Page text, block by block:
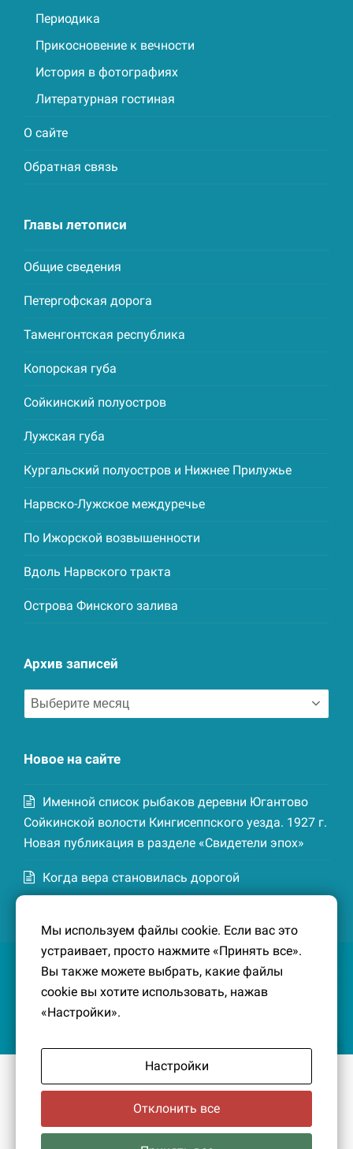
Периодика
Прикосновение к вечности
История в фотографиях
Литературная гостиная
О сайте
Обратная связь
Главы летописи
Общие сведения
Петергофская дорога
Таменгонтская республика
Копорская губа
Сойкинский полуостров
Лужская губа
Кургальский полуостров и Нижнее Прилужье
Нарвско-Лужское междуречье
По Ижорской возвышенности
Вдоль Нарвского тракта
Острова Финского залива
Архив записей
Архив
записей
Новое на сайте
Именной список рыбаков деревни Югантово
Сойкинской волости Кингисеппского уезда. 1927 г.
Новая публикация в разделе «Свидетели эпох»
Когда вера становилась дорогой
Котельской волости Кингисеппского уезда. 1926-
27 гг. Новая публикация в разделе «Свидетели
эпох»
малой Родины, без которого трудно представить себе
историко-культурный ландшафт Петербурга и
Ленинградской области.
Мы используем файлы cookie. Если вас это
устраивает, просто нажмите «Принять все».
Вы также можете выбрать, какие файлы
cookie вы хотите использовать, нажав
«Настройки».
Настройки
Отклонить все